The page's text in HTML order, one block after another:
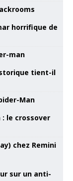
horrifique de
tient-il
: le crossover
sur un anti-